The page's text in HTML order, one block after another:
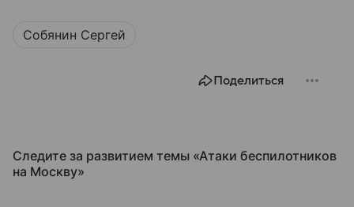
главное.
Собянин Сергей
Поделиться
Следите за развитием темы «Атаки беспилотников
на Москву»